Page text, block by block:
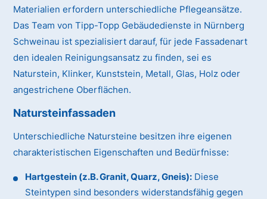
Materialien erfordern unterschiedliche Pflegeansätze.
Das Team von Tipp-Topp Gebäudedienste in Nürnberg
Schweinau ist spezialisiert darauf, für jede Fassadenart
den idealen Reinigungsansatz zu finden, sei es
Naturstein, Klinker, Kunststein, Metall, Glas, Holz oder
angestrichene Oberflächen.
Natursteinfassaden
Unterschiedliche Natursteine besitzen ihre eigenen
charakteristischen Eigenschaften und Bedürfnisse:
Hartgestein (z.B. Granit, Quarz, Gneis): Diese
Steintypen sind besonders widerstandsfähig gegen